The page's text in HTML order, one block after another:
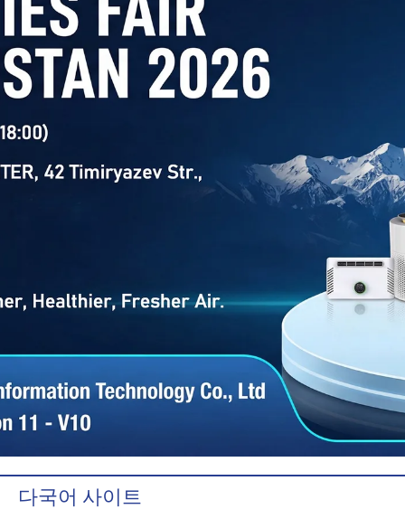
다국어 사이트